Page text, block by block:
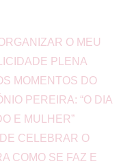
O MEU
PLENA
MOMENTOS DO
PEREIRA: “O DIA
E MULHER”
CELEBRAR O
COMO SE FAZ E